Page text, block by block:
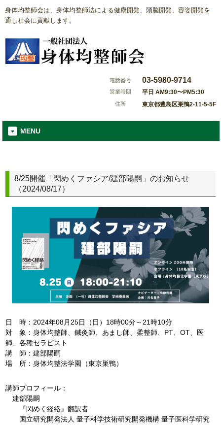
身体均整師会は、身体均整師法による健康開発、頭脳開発、容姿開発を
通し社会に貢献します。
03-5980-9714
平日 AM9:30〜PM5:30
東京都豊島区巣鴨2-11-5-5F
MENU
8/25開催「閃めくファシア/建部陽嗣」のお知らせ
（2024/08/17）
日 時：2024年08月25日（日）18時00分～21時10分
対 象：身体均整師、鍼灸師、あまし師、柔整師、PT、OT、医
師、各種セラピスト
講 師：建部陽嗣
場 所：身体均整法学園（東京巣鴨）
講師プロフィール：
建部陽嗣
『閃めく経絡』翻訳者
国立研究開発法人 量子科学技術研究開発機構 量子医科学研究